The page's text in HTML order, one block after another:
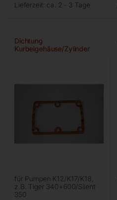
Lieferzeit: ca. 2 - 3 Tage
Dichtung
Kurbelgehäuse/Zylinder
für Pumpen K12/K17/K18,
z.B. Tiger 340+600/Silent
350